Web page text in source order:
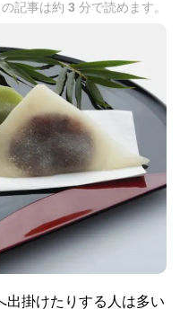
の記事は約 3 分で読めます。
出掛けたりする人は多い